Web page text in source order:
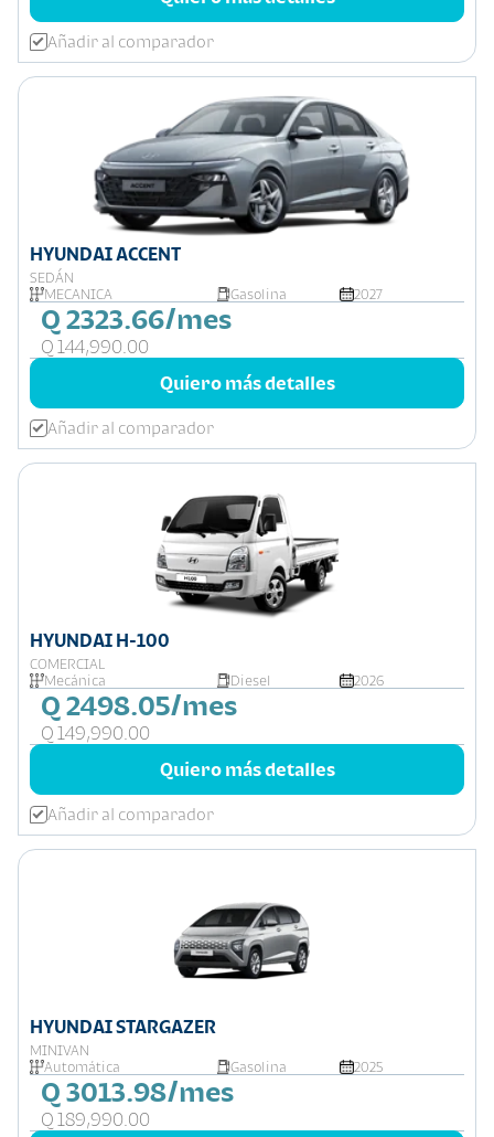
Añadir al comparador
HYUNDAI ACCENT
SEDÁN
MECANICA
Gasolina 2027
Q 2323.66/mes
Q 144,990.00
Quiero más detalles
Añadir al comparador
HYUNDAI H-100
COMERCIAL
Mecánica
Diesel 2026
Q 2498.05/mes
Q 149,990.00
Quiero más detalles
Añadir al comparador
HYUNDAI STARGAZER
MINIVAN
Automática
Gasolina 2025
Q 3013.98/mes
Q 189,990.00